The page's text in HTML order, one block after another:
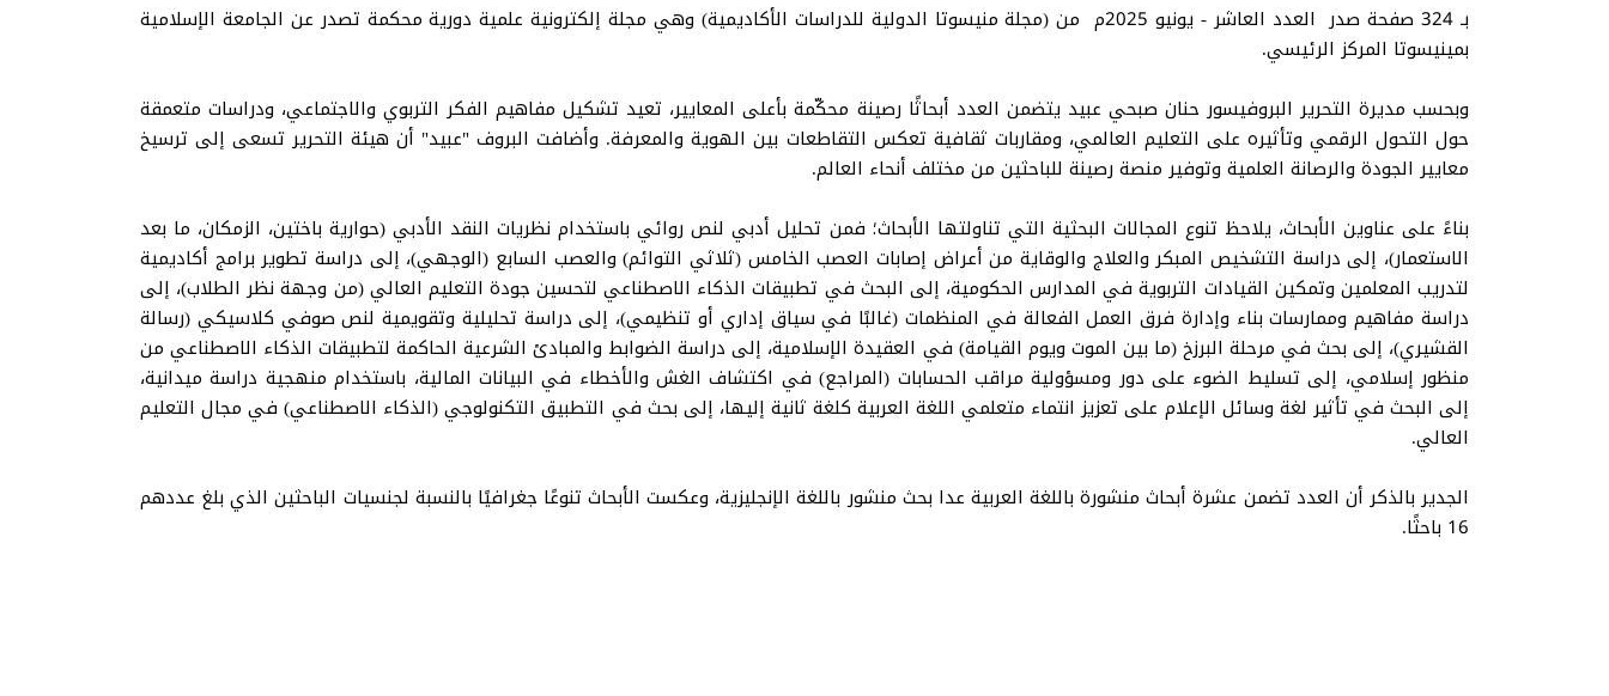
بـ 324 صفحة صدر العدد العاشر - يونيو 2025م من (مجلة منيسوتا الدولية للدراسات الأكاديمية) وهي مجلة إلكترونية علمية دورية محكمة تصدر عن الجامعة الإسلامية
بمينيسوتا المركز الرئيسي.
وبحسب مديرة التحرير البروفيسور حنان صبحي عبيد يتضمن العدد أبحاثًا رصينة محكّمة بأعلى المعايير، تعيد تشكيل مفاهيم الفكر التربوي والاجتماعي، ودراسات متعمقة
حول التحول الرقمي وتأثيره على التعليم العالمي، ومقاربات ثقافية تعكس التقاطعات بين الهوية والمعرفة. وأضافت البروف "عبيد" أن هيئة التحرير تسعى إلى ترسيخ
معايير الجودة والرصانة العلمية وتوفير منصة رصينة للباحثين من مختلف أنحاء العالم.
بناءً على عناوين الأبحاث، يلاحظ تنوع المجالات البحثية التي تناولتها الأبحاث؛ فمن تحليل أدبي لنص روائي باستخدام نظريات النقد الأدبي (حوارية باختين، الزمكان، ما بعد
الاستعمار)، إلى دراسة التشخيص المبكر والعلاج والوقاية من أعراض إصابات العصب الخامس (ثلاثي التوائم) والعصب السابع (الوجهي)، إلى دراسة تطوير برامج أكاديمية
لتدريب المعلمين وتمكين القيادات التربوية في المدارس الحكومية، إلى البحث في تطبيقات الذكاء الاصطناعي لتحسين جودة التعليم العالي (من وجهة نظر الطلاب)، إلى
دراسة مفاهيم وممارسات بناء وإدارة فرق العمل الفعالة في المنظمات (غالبًا في سياق إداري أو تنظيمي)، إلى دراسة تحليلية وتقويمية لنص صوفي كلاسيكي (رسالة
القشيري)، إلى بحث في مرحلة البرزخ (ما بين الموت ويوم القيامة) في العقيدة الإسلامية، إلى دراسة الضوابط والمبادئ الشرعية الحاكمة لتطبيقات الذكاء الاصطناعي من
منظور إسلامي، إلى تسليط الضوء على دور ومسؤولية مراقب الحسابات (المراجع) في اكتشاف الغش والأخطاء في البيانات المالية، باستخدام منهجية دراسة ميدانية،
إلى البحث في تأثير لغة وسائل الإعلام على تعزيز انتماء متعلمي اللغة العربية كلغة ثانية إليها، إلى بحث في التطبيق التكنولوجي (الذكاء الاصطناعي) في مجال التعليم
العالي.
الجدير بالذكر أن العدد تضمن عشرة أبحاث منشورة باللغة العربية عدا بحث منشور باللغة الإنجليزية، وعكست الأبحاث تنوعًا جغرافيًا بالنسبة لجنسيات الباحثين الذي بلغ عددهم
16 باحثًا.